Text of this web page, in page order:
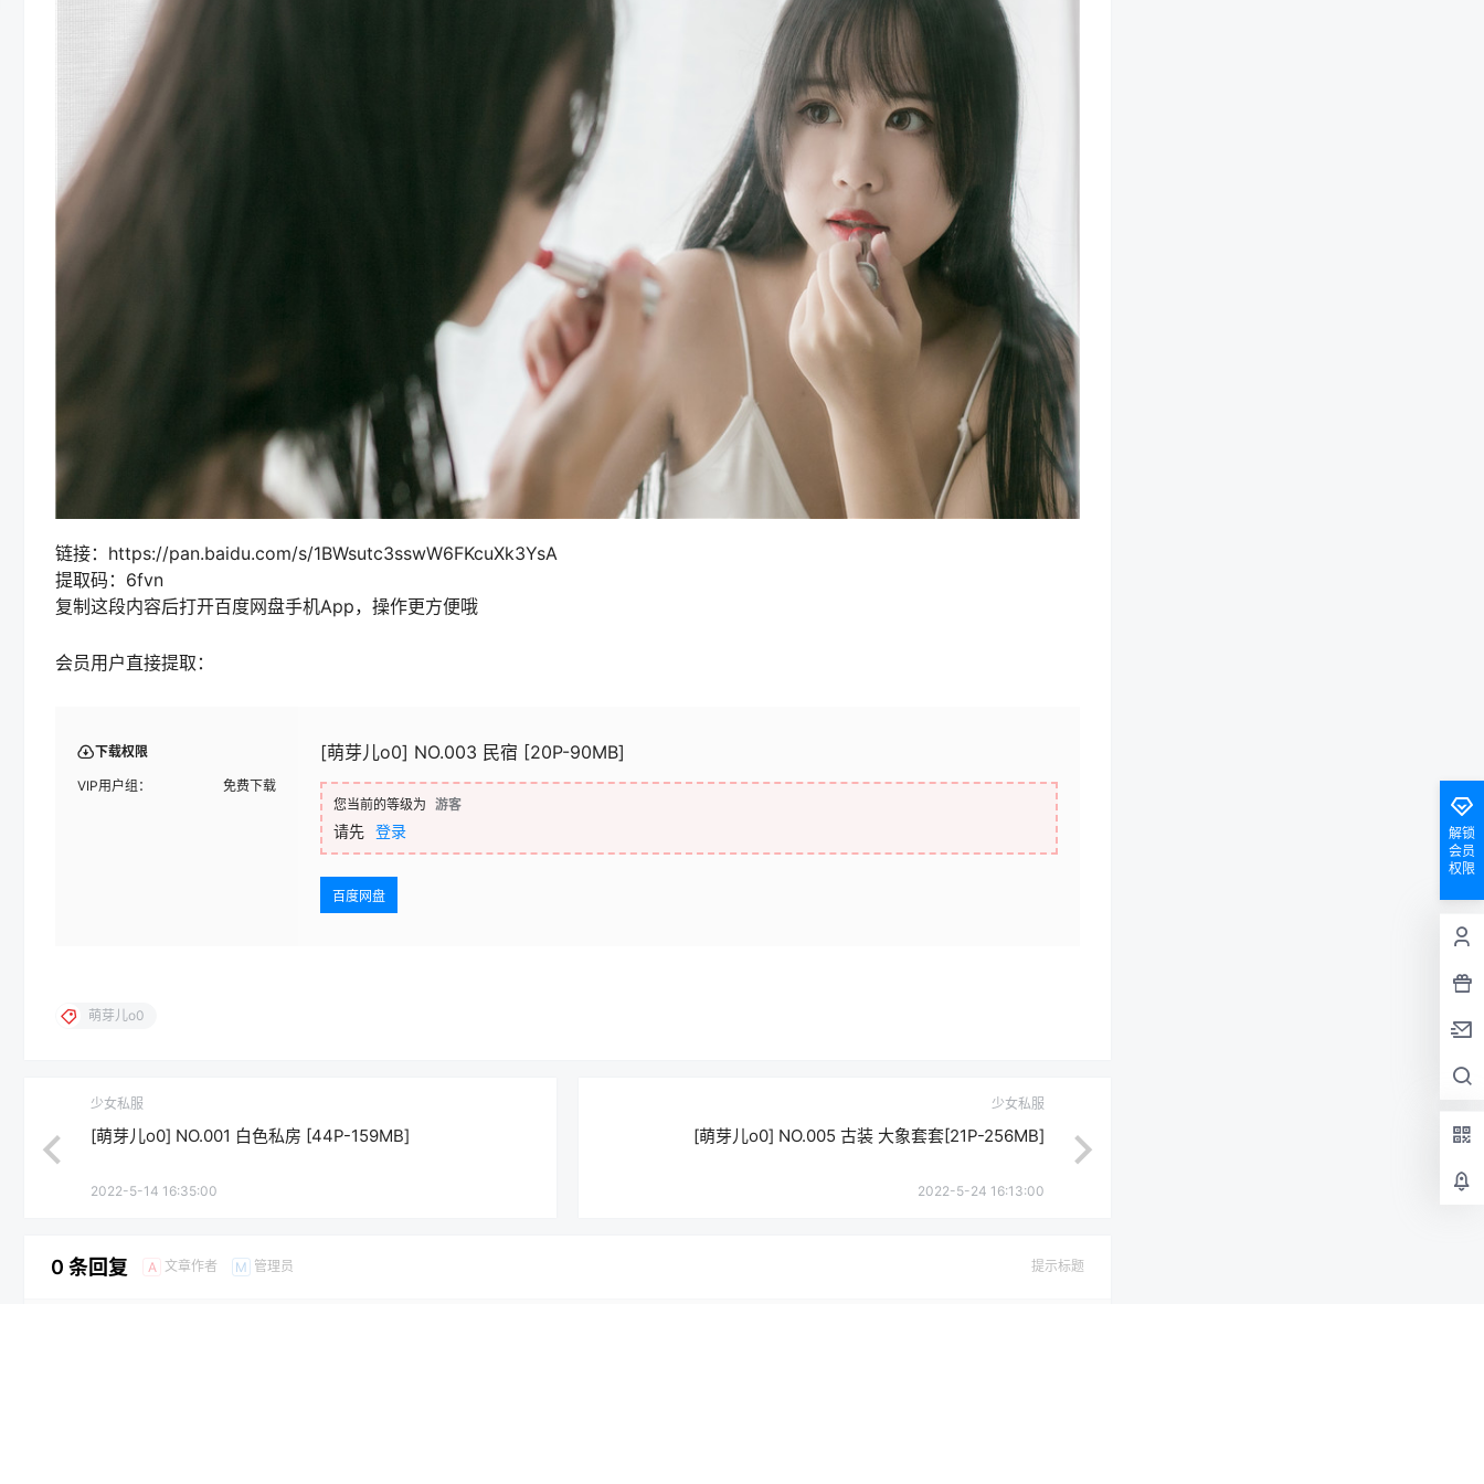
链接：https://pan.baidu.com/s/1BWsutc3sswW6FKcuXk3YsA
提取码：6fvn
复制这段内容后打开百度网盘手机App，操作更方便哦
会员用户直接提取：
下载权限
VIP用户组： 免费下载
[萌芽儿o0] NO.003 民宿 [20P-90MB]
您当前的等级为 游客
请先 登录
百度网盘
萌芽儿o0
少女私服
[萌芽儿o0] NO.001 白色私房 [44P-159MB]
2022-5-14 16:35:00
少女私服
[萌芽儿o0] NO.005 古装 大象套套[21P-256MB]
2022-5-24 16:13:00
0 条回复 A 文章作者 M 管理员 提示标题
解锁
会员
权限